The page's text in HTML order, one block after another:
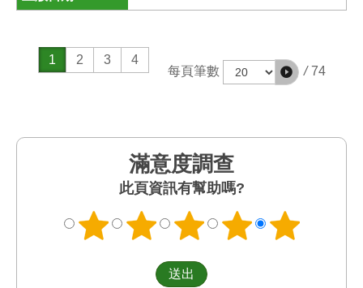
1 2 3
4
每頁筆數
/ 74
滿意度調查
此頁資訊有幫助嗎?